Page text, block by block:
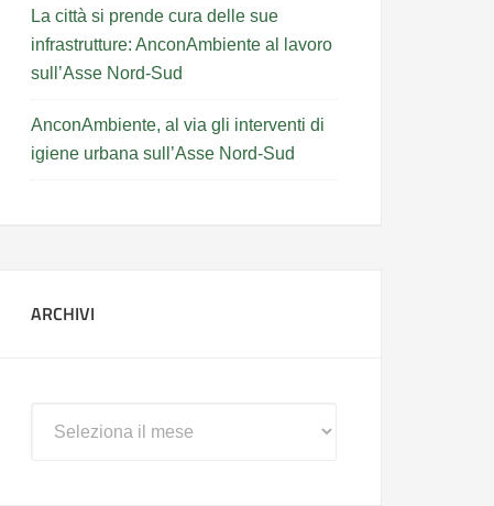
La città si prende cura delle sue
infrastrutture: AnconAmbiente al lavoro
sull’Asse Nord-Sud
AnconAmbiente, al via gli interventi di
igiene urbana sull’Asse Nord-Sud
ARCHIVI